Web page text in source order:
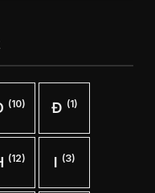
(10) Đ (1)
(12) I (3)